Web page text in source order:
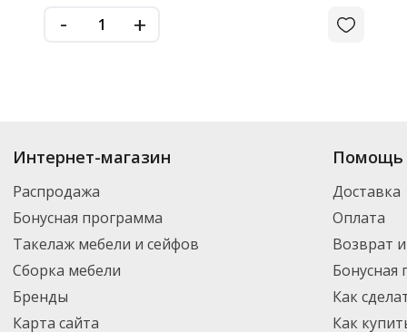
- +
Интернет-магазин
Распродажа
Бонусная программа
Такелаж мебели и сейфов
Сборка мебели
Бренды
Карта сайта
Помощь
Доставка
Оплата
Возврат
Бонусная
Как
Как